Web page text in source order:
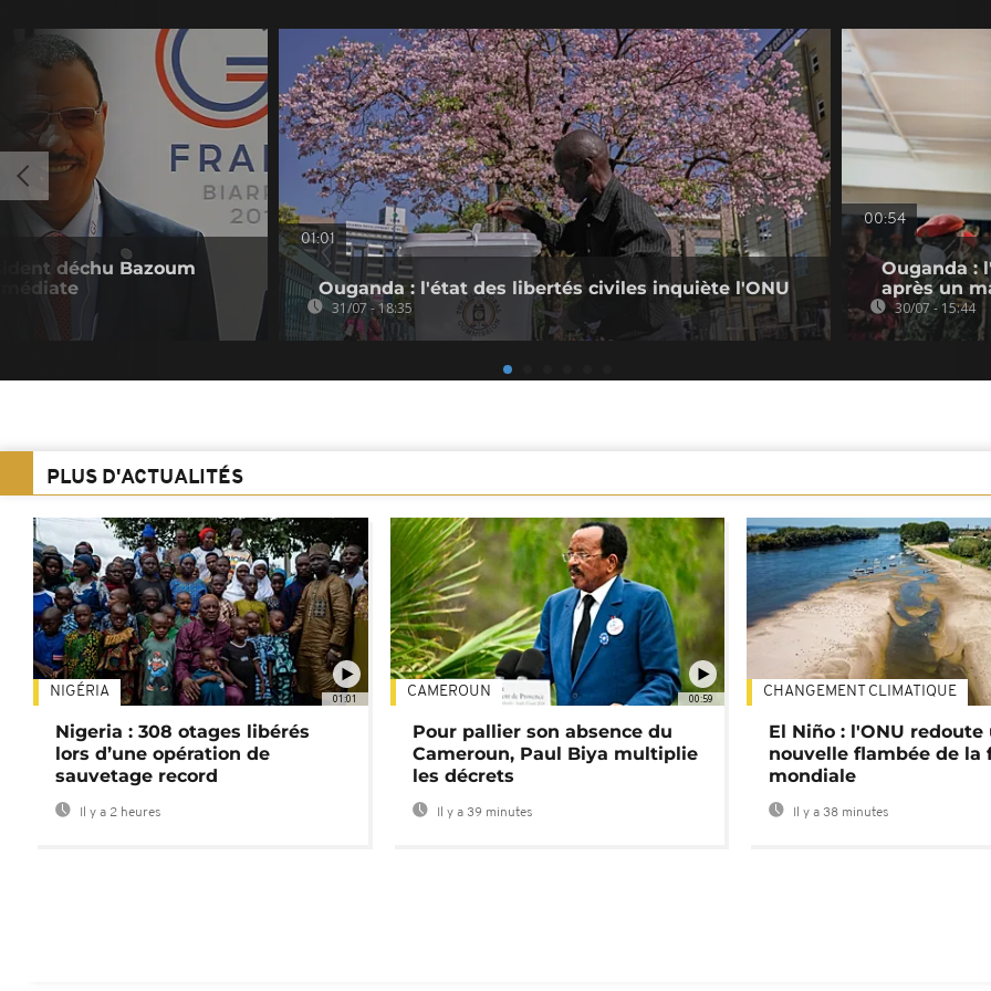
déchu Bazoum
01:01
Ouganda : l'état des libertés civiles inquiète l'ONU
31/07 - 18:35
00:54
Ouganda :
après un
30/07 - 15:44
PLUS D'ACTUALITÉS
01:01
NIGÉRIA
Nigeria : 308 otages libérés
lors d’une opération de
sauvetage record
Il y a 2 heures
00:59
CAMEROUN
Pour pallier son absence du
Cameroun, Paul Biya multiplie
les décrets
Il y a 39 minutes
CHANGEMENT CLIMATIQUE
El Niño : l'ONU redoute
nouvelle flambée de la
mondiale
Il y a 38 minutes